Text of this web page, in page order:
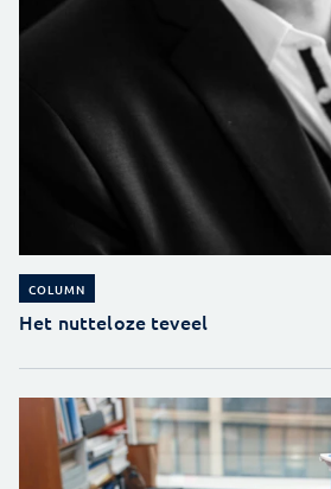
COLUMN
Het nutteloze teveel